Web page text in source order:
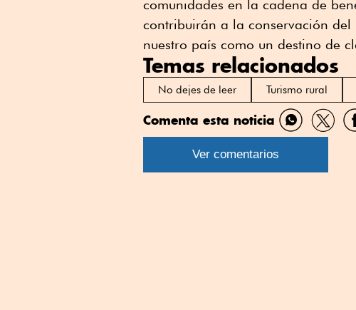
comunidades en la cadena de
contribuirán a la conservación
nuestro país como un destino de
Temas relacionados
No dejes de leer Turismo rural
Comenta esta noticia
Compartir
por
por
Ver comentarios